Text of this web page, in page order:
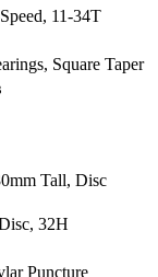
11-34T
Square Taper
Tall, Disc
32H
Puncture